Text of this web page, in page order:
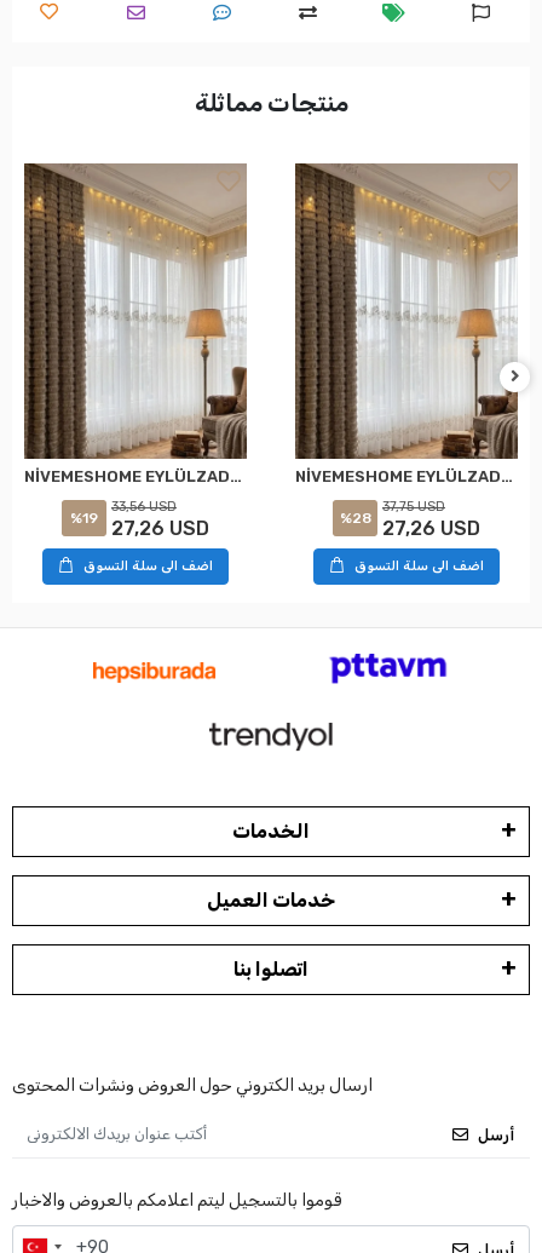
منتجات مماثلة
NİVEMESHOME EYLÜLZADE GOLD DETAY 1/2,5 PİLELİ TÜL PERDE APM
%19
33,56 USD
27,26 USD
اضف الى سلة التسوق
NİVEMESHOME EYLÜLZADE GOLD DETAY 1/3 PİLELİ TÜL PERDE APM
%28
37,75 USD
27,26 USD
اضف الى سلة التسوق
الخدمات
خدمات العميل
اتصلوا بنا
ارسال بريد الكتروني حول العروض ونشرات المحتوى
أرسل
قوموا بالتسجيل ليتم اعلامكم بالعروض والاخبار